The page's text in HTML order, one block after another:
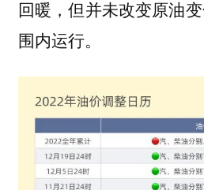
回暖，但并未改变原油
围内运行。